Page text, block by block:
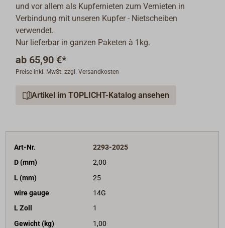
und vor allem als Kupfernieten zum Vernieten in
Verbindung mit unseren Kupfer - Nietscheiben
verwendet.
Nur lieferbar in ganzen Paketen à 1kg.
ab 65,90 €*
Preise inkl. MwSt. zzgl. Versandkosten
Artikel im TOPLICHT-Katalog ansehen
Art-Nr.
2293-2025
D (mm)
2,00
L (mm)
25
wire gauge
14G
L Zoll
1
Gewicht (kg)
1,00